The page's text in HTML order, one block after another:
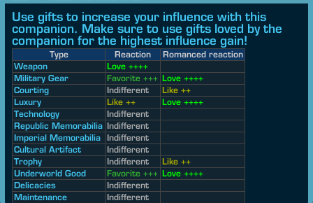
Use gifts to increase your influence with this
companion. Make sure to use gifts loved by the
companion for the highest influence gain!
Type Reaction
Romanced reaction
Weapon
Love ++++
Military Gear
Favorite +++ Love ++++
Courting
Indifferent
Like ++
Luxury
Like ++
Love ++++
Technology
Indifferent
Republic Memorabilia Indifferent
Imperial Memorabilia
Indifferent
Cultural Artifact
Indifferent
Trophy
Indifferent
Like ++
Underworld Good
Favorite +++ Love ++++
Delicacies
Indifferent
Maintenance
Indifferent